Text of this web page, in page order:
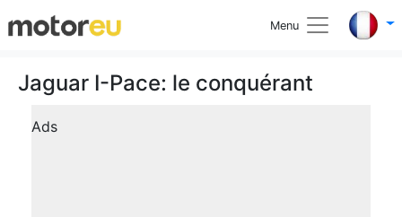
Menu
Jaguar I-Pace: le conquérant
Ads